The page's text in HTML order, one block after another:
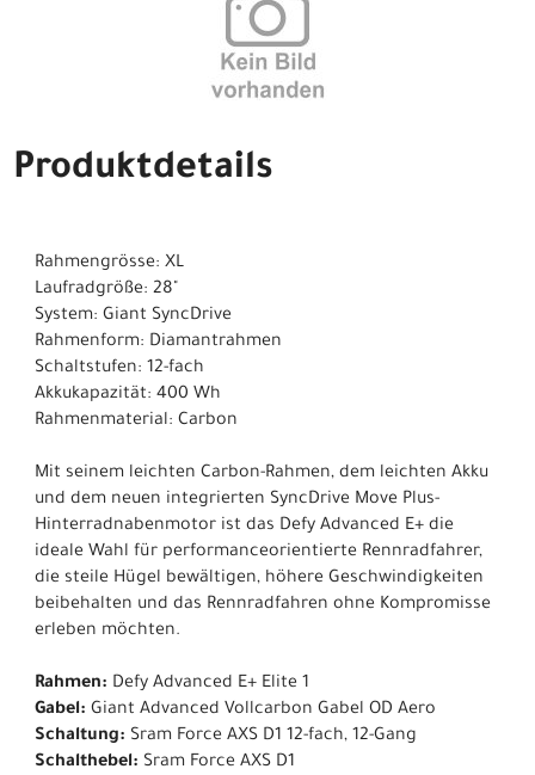
Produktdetails
Rahmengrösse: XL
Laufradgröße: 28"
System: Giant SyncDrive
Rahmenform: Diamantrahmen
Schaltstufen: 12-fach
Akkukapazität: 400 Wh
Rahmenmaterial: Carbon
Mit seinem leichten Carbon-Rahmen, dem leichten Akku
und dem neuen integrierten SyncDrive Move Plus-
Hinterradnabenmotor ist das Defy Advanced E+ die
ideale Wahl für performanceorientierte Rennradfahrer,
die steile Hügel bewältigen, höhere Geschwindigkeiten
beibehalten und das Rennradfahren ohne Kompromisse
erleben möchten.
Rahmen: Defy Advanced E+ Elite 1
Gabel: Giant Advanced Vollcarbon Gabel OD Aero
Schaltung: Sram Force AXS D1 12-fach, 12-Gang
Schalthebel: Sram Force AXS D1